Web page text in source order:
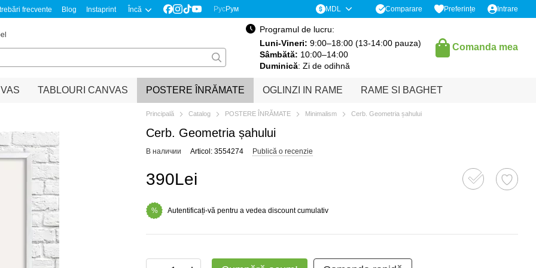
frecvente Blog Instaprint Încă РусРум MDL Comparare Preferințe Intrare
Programul de lucru:
Luni-Vineri: 9:00–18:00 (13-14:00 pauza)
Sâmbătă: 10:00–14:00
Duminică: Zi de odihnă
Comanda mea
TABLOURI CANVAS POSTERE ÎNRĂMATE OGLINZI IN RAME RAME SI BAGHET
Principală Catalog POSTERE ÎNRĂMATE Minimalism Cerb. Geometria șahului
Cerb. Geometria șahului
В наличии Articol: 3554274 Publică o recenzie
390Lei
% Autentificați-vă pentru a vedea discount cumulativ